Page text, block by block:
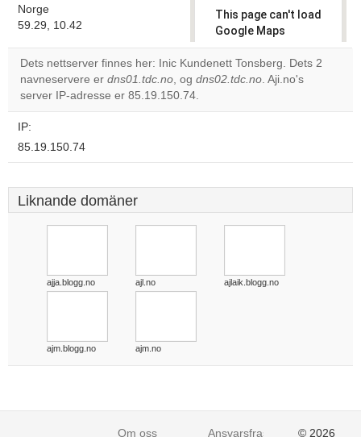
Norge
59.29, 10.42
This page can't load
Google Maps
correctly.
Do you
Dets nettserver finnes her: Inic Kundenett Tonsberg. Dets 2
navneservere er dns01.tdc.no, og dns02.tdc.no. Aji.no's
server IP-adresse er 85.19.150.74.
IP:
85.19.150.74
Liknande domäner
ajja.blogg.no ajl.no ajlaik.blogg.no
ajm.blogg.no ajm.no
Om oss Ansvarsfraskrivelse© 2026